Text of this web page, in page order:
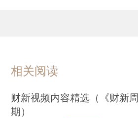
相关阅读
财新视频内容精选（《财新
期）